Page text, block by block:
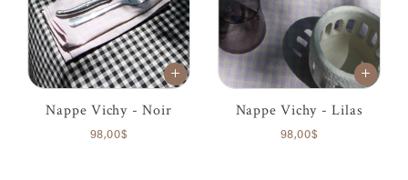
Nappe Vichy - Noir
98,00$
Nappe Vichy - Lilas
98,00$